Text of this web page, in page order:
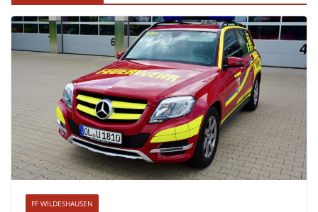
FF WILDESHAUSEN